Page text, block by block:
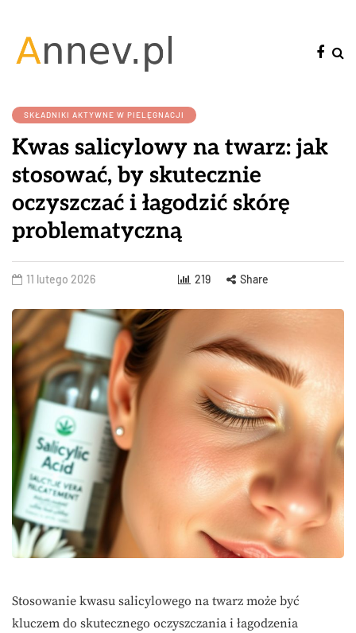
SKŁADNIKI AKTYWNE W PIELĘGNACJI
Kwas salicylowy na twarz: jak
stosować, by skutecznie
oczyszczać i łagodzić skórę
problematyczną
11 lutego 2026 219 Share
Stosowanie kwasu salicylowego na twarz może być
kluczem do skutecznego oczyszczania i łagodzenia